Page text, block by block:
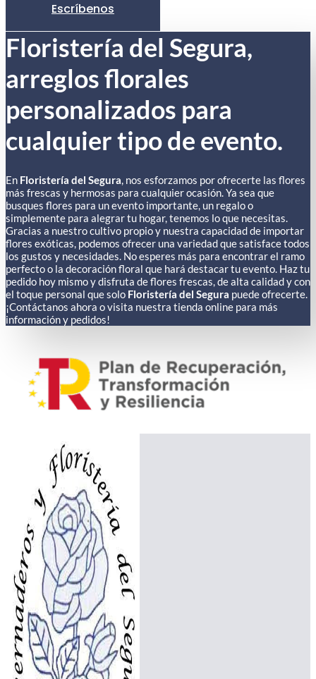
Escríbenos
Floristería del Segura,
arreglos florales
personalizados para
cualquier tipo de evento.
En Floristería del Segura, nos esforzamos por ofrecerte las flores
más frescas y hermosas para cualquier ocasión. Ya sea que
busques flores para un evento importante, un regalo o
simplemente para alegrar tu hogar, tenemos lo que necesitas.
Gracias a nuestro cultivo propio y nuestra capacidad de importar
flores exóticas, podemos ofrecer una variedad que satisface todos
los gustos y necesidades. No esperes más para encontrar el ramo
perfecto o la decoración floral que hará destacar tu evento. Haz tu
pedido hoy mismo y disfruta de flores frescas, de alta calidad y con
el toque personal que solo Floristería del Segura puede ofrecerte.
¡Contáctanos ahora o visita nuestra tienda online para más
información y pedidos!